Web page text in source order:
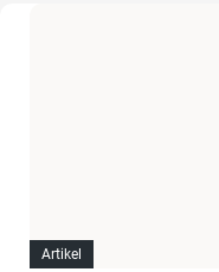
Artikel